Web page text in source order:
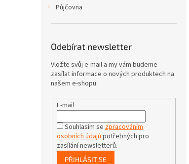
Půjčovna
Odebírat newsletter
Vložte svůj e-mail a my vám budeme
zasílat informace o nových produktech na
našem e-shopu.
E-mail
Souhlasím se zpracováním
osobních údajů potřebných pro
zasílání newsletterů.
PŘIHLÁSIT SE